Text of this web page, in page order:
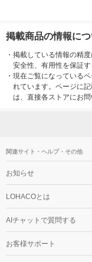
掲載商品の情報に
・ 掲載している情報の精
安全性、有用性を保証す
・ 現在ご覧になっている
れています。ページに
は、直接各ストアにお問
関連サイト・ヘルプ・その他
お知らせ
LOHACOとは
AIチャットで質問する
お客様サポート